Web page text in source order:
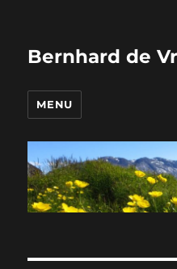
Bernhard de
MENU